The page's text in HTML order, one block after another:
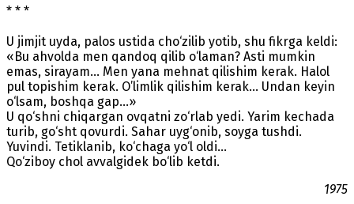
* * *
U jimjit uyda, palos ustida cho‘zilib yotib, shu fikrga keldi:
«Bu ahvolda men qandoq qilib o‘laman? Asti mumkin
emas, sirayam... Men yana mehnat qilishim kerak. Halol
pul topishim kerak. O’limlik qilishim kerak... Undan keyin
o‘lsam, boshqa gap...»
U qo‘shni chiqargan ovqatni zo‘rlab yedi. Yarim kechada
turib, go‘sht qovurdi. Sahar uyg‘onib, soyga tushdi.
Yuvindi. Tetiklanib, ko‘chaga yo‘l oldi...
Qo‘ziboy chol avvalgidek bo‘lib ketdi.
1975